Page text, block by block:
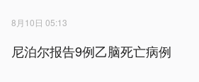
8月10日 05:13
尼泊尔报告9例乙脑死亡病例